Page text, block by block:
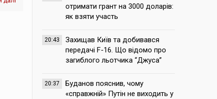
отримати грант на 3000 доларів:
як взяти участь
20:43
Захищав Київ та добивався
передачі F-16. Що відомо про
загиблого льотчика “Джуса”
20:37
Буданов пояснив, чому
«справжній» Путін не виходить у